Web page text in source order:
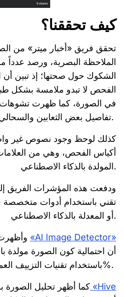
كيف تحققنا؟
تحقق فريق «أخبار ميتر» من
الملاحظة البصرية، ورصد عدداً
الشكوك حول صحتها؛ إذ تبين
الفحص لا تبدو ملامسة بشكل
في الصورة، كما ظهرت
تفاصيل بعض الثعابين والسحالي.
كذلك لوحظ وجود نصوص غير
أكياس الفحص، وهي من
المولدة بالذكاء الاصطناعي.
ودفعت هذه المؤشرات الفريق
تقني باستخدام أدوات
أو المعدلة بالذكاء الاصطناعي.
«AI Image Detector»
أن احتمالية كون الصورة مولدة
باستخدام تقنيات التزييف العميق بلغت 84.42%.
كما أظهر تحليل الصورة